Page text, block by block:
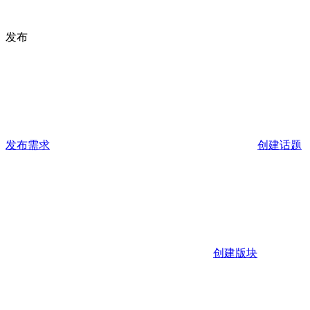
发布
发布需求 创建话题
创建版块